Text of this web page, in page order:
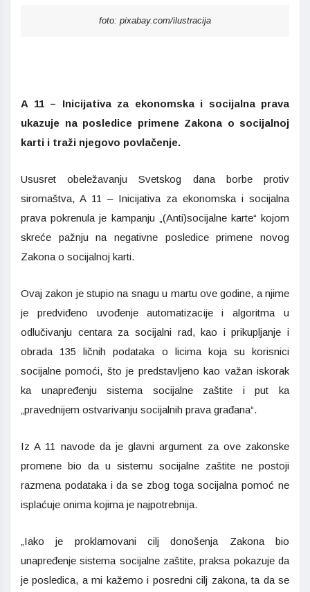
foto: pixabay.com/ilustracija
A 11 – Inicijativa za ekonomska i socijalna prava
ukazuje na posledice primene Zakona o socijalnoj
karti i traži njegovo povlačenje.
Ususret obeležavanju Svetskog dana borbe protiv
siromaštva, A 11 – Inicijativa za ekonomska i socijalna
prava pokrenula je kampanju „(Anti)socijalne karte“ kojom
skreće pažnju na negativne posledice primene novog
Zakona o socijalnoj karti.
Ovaj zakon je stupio na snagu u martu ove godine, a njime
je predviđeno uvođenje automatizacije i algoritma u
odlučivanju centara za socijalni rad, kao i prikupljanje i
obrada 135 ličnih podataka o licima koja su korisnici
socijalne pomoći, što je predstavljeno kao važan iskorak
ka unapređenju sistema socijalne zaštite i put ka
„pravednijem ostvarivanju socijalnih prava građana“.
Iz A 11 navode da je glavni argument za ove zakonske
promene bio da u sistemu socijalne zaštite ne postoji
razmena podataka i da se zbog toga socijalna pomoć ne
isplaćuje onima kojima je najpotrebnija.
„Iako je proklamovani cilj donošenja Zakona bio
unapređenje sistema socijalne zaštite, praksa pokazuje da
je posledica, a mi kažemo i posredni cilj zakona, ta da se